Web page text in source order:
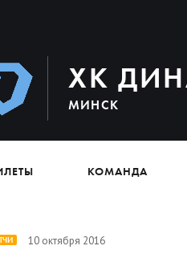
ХК
МИНСК
КОМАНДА
10 октября 2016